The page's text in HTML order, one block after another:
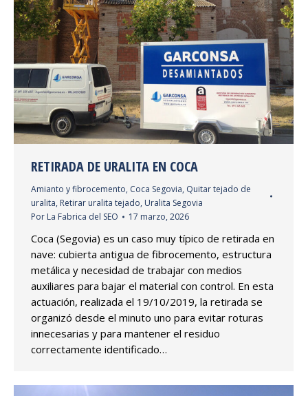
RETIRADA DE URALITA EN COCA
Amianto y fibrocemento, Coca Segovia, Quitar tejado de
uralita, Retirar uralita tejado, Uralita Segovia
Por La Fabrica del SEO 17 marzo, 2026
Coca (Segovia) es un caso muy típico de retirada en
nave: cubierta antigua de fibrocemento, estructura
metálica y necesidad de trabajar con medios
auxiliares para bajar el material con control. En esta
actuación, realizada el 19/10/2019, la retirada se
organizó desde el minuto uno para evitar roturas
innecesarias y para mantener el residuo
correctamente identificado…